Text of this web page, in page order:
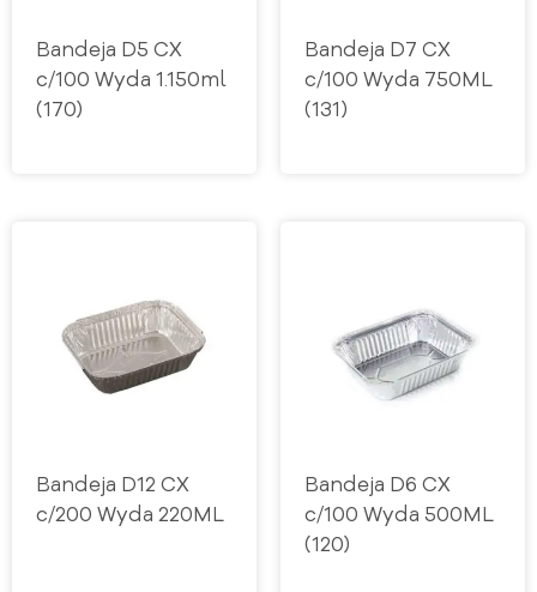
Bandeja D5 CX
c/100 Wyda 1.150ml
(170)
Bandeja D7 CX
c/100 Wyda 750ML
(131)
Bandeja D12 CX
c/200 Wyda 220ML
Bandeja D6 CX
c/100 Wyda 500ML
(120)